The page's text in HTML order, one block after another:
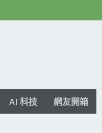
AI 科技 網友開箱